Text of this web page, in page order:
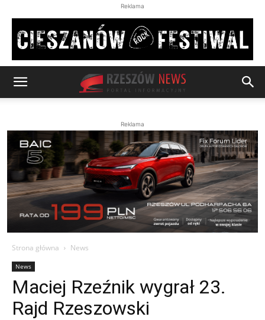
Reklama
Reklama
Strona główna News
News
Maciej Rzeźnik wygrał 23.
Rajd Rzeszowski